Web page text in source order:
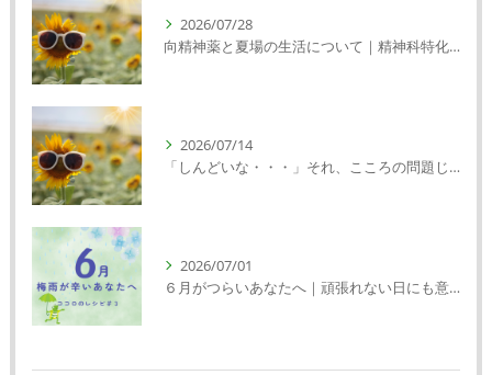
2026/07/28
向精神薬と夏場の生活について｜精神科特化訪問看護ミント【明石市・神戸市垂水区・神戸市西区】
2026/07/14
「しんどいな・・・」それ、こころの問題じゃないかもしれません｜精神科特化訪問看護ミント【明石市・神戸市西区・垂水区】
2026/07/01
６月がつらいあなたへ｜頑張れない日にも意味がある